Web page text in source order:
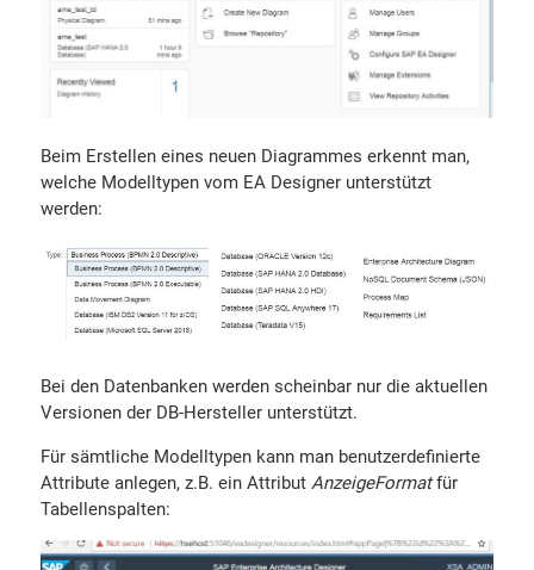
Beim Erstellen eines neuen Diagrammes erkennt man,
welche Modelltypen vom EA Designer unterstützt
werden:
Bei den Datenbanken werden scheinbar nur die aktuellen
Versionen der DB-Hersteller unterstützt.
Für sämtliche Modelltypen kann man benutzerdefinierte
Attribute anlegen, z.B. ein Attribut AnzeigeFormatfür
Tabellenspalten: